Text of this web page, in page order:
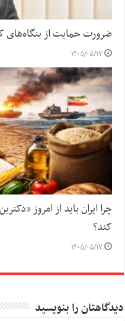
ضرورت حمایت از
۱۴۰۵/۰۵/۱۷
چرا ایران باید از امروز
کند؟
۱۴۰۵/۰۵/۱۷
دیدگاهتان را بنویسید